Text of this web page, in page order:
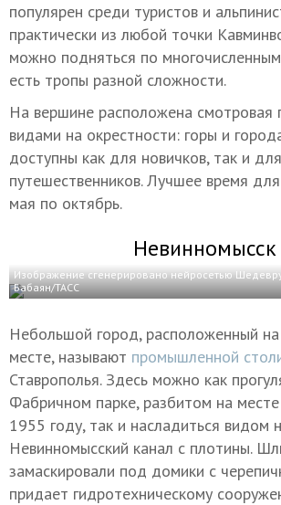
популярен среди туристов и
практически из любой точки
можно подняться по
есть тропы разной сложности.
На вершине расположена смотровая
видами на окрестности: горы и
доступны как для новичков, так и
путешественников. Лучшее время
мая по октябрь.
Невинномысск
Изображение сгенерировано нейросетью
Бабаян/ТАСС
Небольшой город, расположенный
месте, называют промышленной
Ставрополья. Здесь можно как
Фабричном парке, разбитом на месте
1955 году, так и насладиться видом
Невинномысский канал с плотины.
замаскировали под домики с
придает гидротехническому